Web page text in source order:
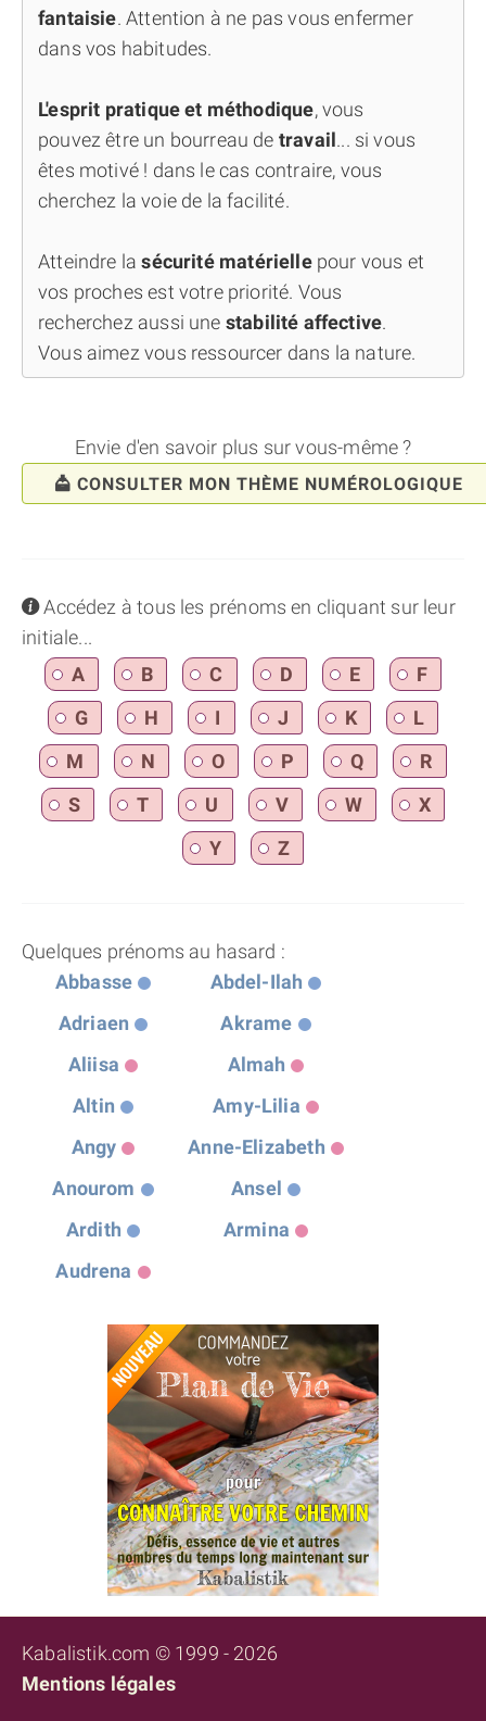
fantaisie. Attention à ne pas vous enfermer
dans vos habitudes.
L'esprit pratique et méthodique, vous
pouvez être un bourreau de travail... si vous
êtes motivé ! dans le cas contraire, vous
cherchez la voie de la facilité.
Atteindre lasécurité matérielle pour vous et
vos proches est votre priorité. Vous
recherchez aussi une stabilité affective.
Vous aimez vous ressourcer dans la nature.
Envie d'en savoir plus sur vous-même ?
CONSULTER MON THÈME NUMÉROLOGIQUE
infoAccédez à tous les prénoms en cliquant sur leur
initiale...
A
B C D E
F
G
H I J K
L
M
N O P Q
R
S
T U V W
X
Y
Z
Quelques prénoms au hasard :
Abbasse
Abdel-Ilah
Adriaen
Akrame
Aliisa
Almah
Altin
Amy-Lilia
Angy
Anne-Elizabeth
Anourom
Ansel
Ardith
Armina
Audrena
Kabalistik.com © 1999 - 2026
Mentions légales